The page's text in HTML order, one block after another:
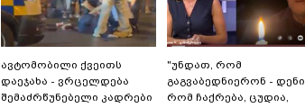
ავტომობილი ქვეითს
დაეჯახა - ვრცელდება
შემაძრწუნებელი კადრები
"უნდათ, რომ
გაგვაბედნიერონ - დენი
რომ ჩაქრება, ცუდია,